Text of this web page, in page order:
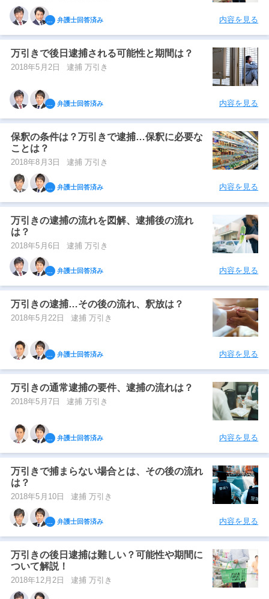
弁護士回答済み 内容を見る
万引きで後日逮捕される可能性と期間は？
2018年5月2日 逮捕 万引き
弁護士回答済み 内容を見る
保釈の条件は？万引きで逮捕…保釈に必要な
ことは？
2018年8月3日 逮捕 万引き
弁護士回答済み 内容を見る
万引きの逮捕の流れを図解、逮捕後の流れ
は？
2018年5月6日 逮捕 万引き
弁護士回答済み 内容を見る
万引きの逮捕…その後の流れ、釈放は？
2018年5月22日 逮捕 万引き
弁護士回答済み 内容を見る
万引きの通常逮捕の要件、逮捕の流れは？
2018年5月7日 逮捕 万引き
弁護士回答済み 内容を見る
万引きで捕まらない場合とは、その後の流れ
は？
2018年5月10日 逮捕 万引き
弁護士回答済み 内容を見る
万引きの後日逮捕は難しい？可能性や期間に
ついて解説！
2018年12月2日 逮捕 万引き